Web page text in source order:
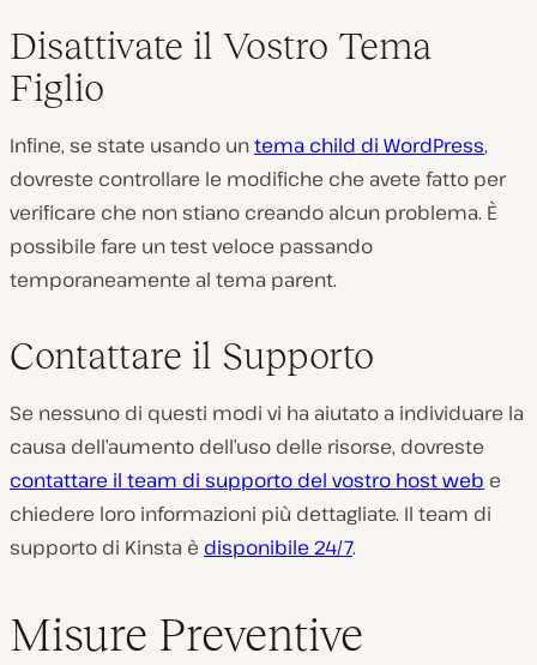
Disattivate il Vostro Tema
Figlio
Infine, se state usando untema child di WordPress,
dovreste controllare le modifiche che avete fatto per
verificare che non stiano creando alcun problema. È
possibile fare un test veloce passando
temporaneamente al tema parent.
Contattare il Supporto
Se nessuno di questi modi vi ha aiutato a individuare la
causa dell’aumento dell’uso delle risorse, dovreste
contattare il team di supporto del vostro host web e
chiedere loro informazioni più dettagliate. Il team di
supporto di Kinsta è disponibile 24/7.
Misure Preventive